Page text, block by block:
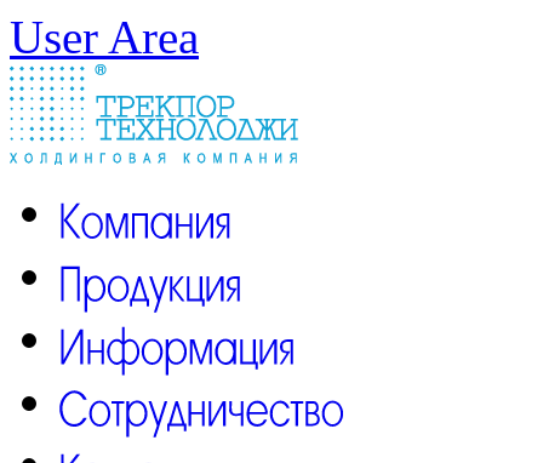
User Area